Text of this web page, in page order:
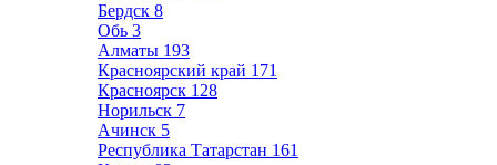
Бердск 8
Обь 3
Алматы 193
Красноярский край 171
Красноярск 128
Норильск 7
Ачинск 5
Республика Татарстан 161